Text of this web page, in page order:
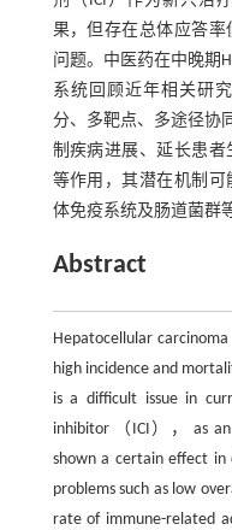
果，但存在总体应答
问题。中医药在中晚期
系统回顾近年相关研
分、多靶点、多途径协
制疾病进展、延长患
等作用，其潜在机制
体免疫系统及肠道菌群
Abstract
Hepatocellular
high incidence and
is a difficult issue in
inhibitor （ICI）， as
shown a certain effect
problems such as low
rate of immune-related